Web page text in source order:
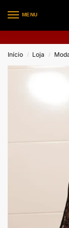
MENU
Início / Loja /